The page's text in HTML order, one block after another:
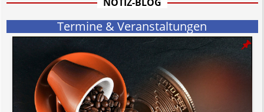
Termine & Veranstaltungen